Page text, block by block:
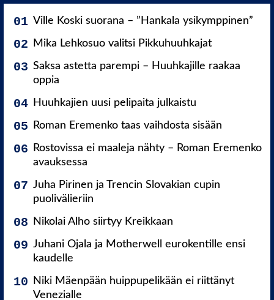
Ville Koski suorana – ”Hankala ysikymppinen”
Mika Lehkosuo valitsi Pikkuhuuhkajat
Saksa astetta parempi – Huuhkajille raakaa
oppia
Huuhkajien uusi pelipaita julkaistu
Roman Eremenko taas vaihdosta sisään
Rostovissa ei maaleja nähty – Roman Eremenko
avauksessa
Juha Pirinen ja Trencin Slovakian cupin
puolivälieriin
Nikolai Alho siirtyy Kreikkaan
Juhani Ojala ja Motherwell eurokentille ensi
kaudelle
Niki Mäenpään huippupelikään ei riittänyt
Venezialle